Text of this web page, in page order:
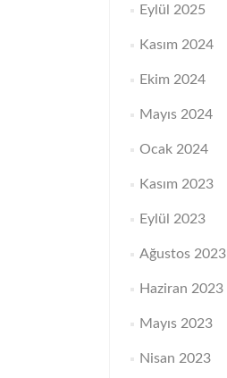
Eylül 2025
Kasım 2024
Ekim 2024
Mayıs 2024
Ocak 2024
Kasım 2023
Eylül 2023
Ağustos 2023
Haziran 2023
Mayıs 2023
Nisan 2023